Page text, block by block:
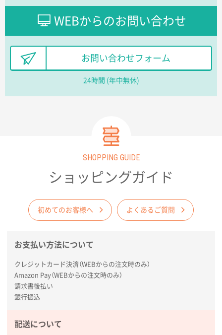
ECOワンポイントポリ袋 A4サイズ（白）500枚
他のサイトにない商品があったから。
埼玉県のお客様
ポリ袋 手穴A4サイズ5000枚
ワンポイントポリ袋 B4サイズ
2026年03月17日 19:11
ワンポイントポリ袋 A4サイズ
2026年03月09日 08:27
ラミネート紙袋 規格L1サイズ(A4対応)
2026年02月26日 15:33
見積りの仕方が明確だったから
【オーダー商品】特別ご注文ページ04
WEBからのお問い合わせ
お問い合わせフォーム
24時間 (年中無休)
SHOPPING GUIDE
ショッピングガイド
初めてのお客様へ よくあるご質問
お支払い方法について
クレジットカード決済（WEBからの注文時のみ）
Amazon Pay（WEBからの注文時のみ）
請求書後払い
銀行振込
配送について